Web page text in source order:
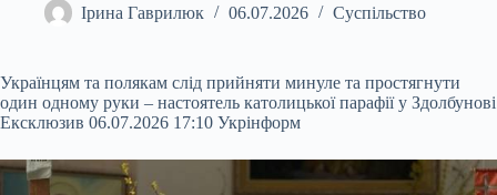
Ірина Гаврилюк 06.07.2026 Суспільство
Українцям та полякам слід прийняти минуле та простягнути
один одному руки – настоятель католицької парафії у Здолбунові
Ексклюзив 06.07.2026 17:10 Укрінформ